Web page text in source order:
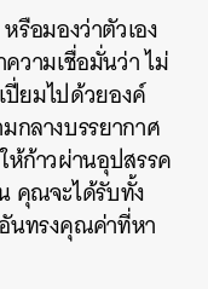
รือมองว่าตัวเอง
วามเชื่อมั่นว่า ไม่
ปี่ยมไปด้วยองค์
กลางบรรยากาศ
ก้าวผ่านอุปสรรค
คุณจะได้รับทั้ง
นทรงคุณค่าที่หา